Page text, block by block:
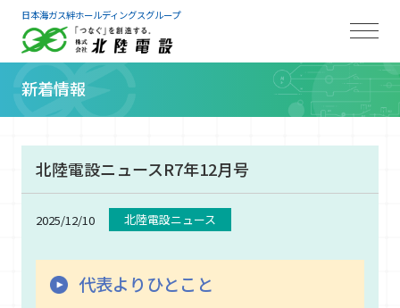
日本海ガス絆ホールディングスグループ
新着情報
北陸電設ニュースR7年12月号
北陸電設ニュース
2025/12/10
代表よりひとこと